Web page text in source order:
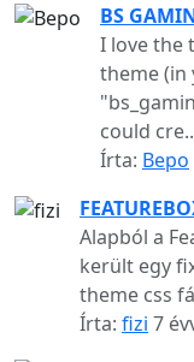
BS
I love the
theme (in
could
Írta: Bepo
Alapból a
került egy
theme css
Írta: fizi 7